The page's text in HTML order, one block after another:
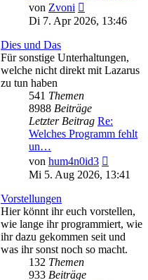
von Zvoni
Beitrag
Di 7. Apr 2026, 13:46
Dies und Das
Für sonstige Unterhaltungen,
welche nicht direkt mit Lazarus
zu tun haben
541 Themen
8988 Beiträge
Letzter Beitrag Re:
Welches Programm fehlt
un…
von hum4n0id3
Beitrag
Mi 5. Aug 2026, 13:41
Vorstellungen
Hier könnt ihr euch vorstellen,
wie lange ihr programmiert, wie
ihr dazu gekommen seit und
was ihr sonst noch so macht.
132 Themen
933 Beiträge